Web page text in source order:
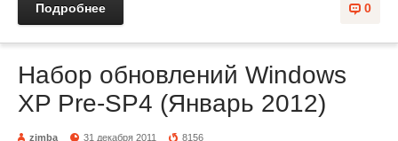
0
Подробнее
Набор обновлений Windows
XP Pre-SP4 (Январь 2012)
zimba 31 декабря 2011 8156